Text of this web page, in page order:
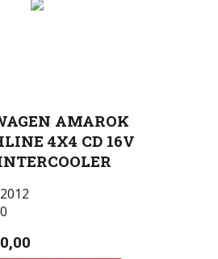
AMAROK
4X4 CD 16V